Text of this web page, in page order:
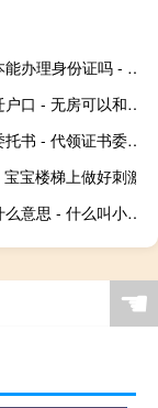
没有户口本能办理身份证吗 - 不拿户口本能补办身份证吗
怎么可以迁户口 - 无房可以和父母分户吗
代领证件委托书 - 代领证书委托书模板
宝楼梯上做好刺激
城镇户口什么意思 - 什么叫小城镇户口
☚